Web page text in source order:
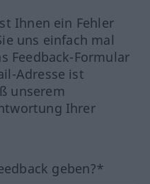
Ihnen ein Fehler
uns einfach mal
Feedback-Formular
Adresse ist
unserem
Ihrer
geben?*